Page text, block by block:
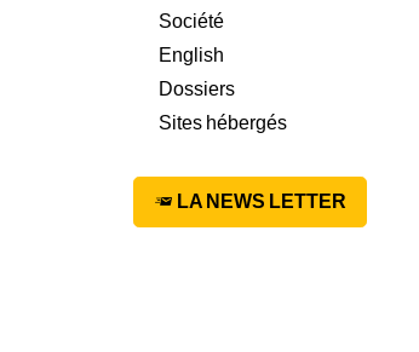
Société
English
Dossiers
Sites hébergés
LA NEWS LETTER